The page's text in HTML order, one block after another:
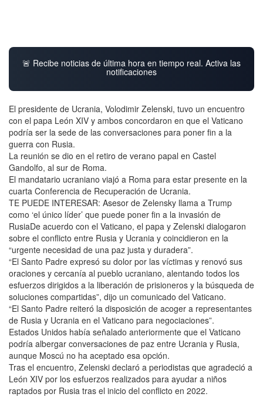
🚨 Recibe noticias de última hora en tiempo real. Activa las
notificaciones
El presidente de Ucrania, Volodimir Zelenski, tuvo un encuentro
con el papa León XIV y ambos concordaron en que el Vaticano
podría ser la sede de las conversaciones para poner fin a la
guerra con Rusia.
La reunión se dio en el retiro de verano papal en Castel
Gandolfo, al sur de Roma.
El mandatario ucraniano viajó a Roma para estar presente en la
cuarta Conferencia de Recuperación de Ucrania.
TE PUEDE INTERESAR: Asesor de Zelensky llama a Trump
como ‘el único líder’ que puede poner fin a la invasión de
RusiaDe acuerdo con el Vaticano, el papa y Zelenski dialogaron
sobre el conflicto entre Rusia y Ucrania y coincidieron en la
“urgente necesidad de una paz justa y duradera”.
“El Santo Padre expresó su dolor por las víctimas y renovó sus
oraciones y cercanía al pueblo ucraniano, alentando todos los
esfuerzos dirigidos a la liberación de prisioneros y la búsqueda de
soluciones compartidas”, dijo un comunicado del Vaticano.
“El Santo Padre reiteró la disposición de acoger a representantes
de Rusia y Ucrania en el Vaticano para negociaciones”.
Estados Unidos había señalado anteriormente que el Vaticano
podría albergar conversaciones de paz entre Ucrania y Rusia,
aunque Moscú no ha aceptado esa opción.
Tras el encuentro, Zelenski declaró a periodistas que agradeció a
León XIV por los esfuerzos realizados para ayudar a niños
raptados por Rusia tras el inicio del conflicto en 2022.